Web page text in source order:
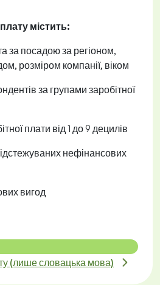
містить:
за посадою за регіоном,
розміром компанії, віком
за групами заробітної
плати від 1 до 9 децилів
нефінансових
вигод
(лише словацька мова)